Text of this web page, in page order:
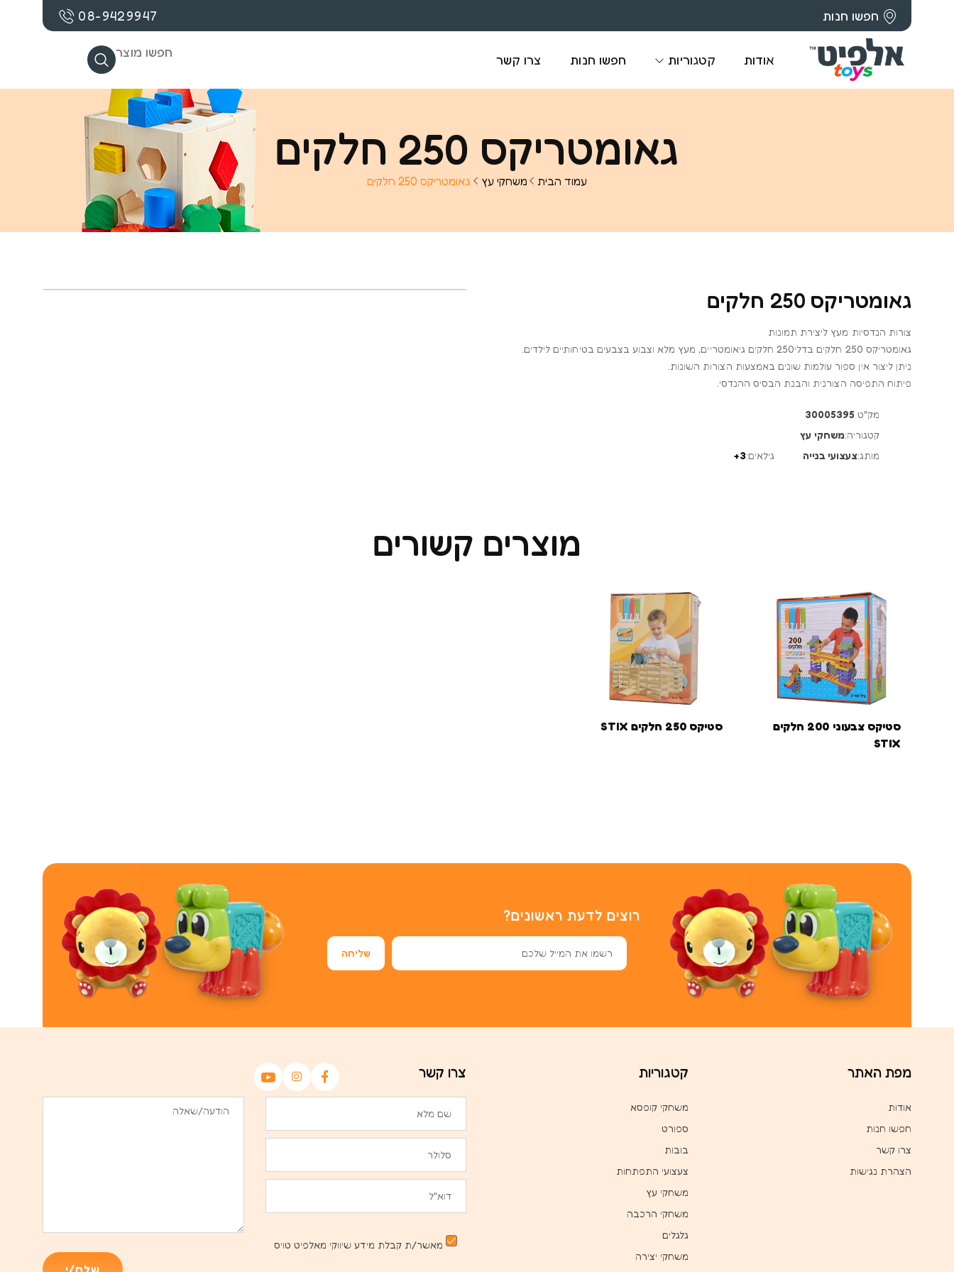
חפשו חנות 08-9429947
אודות קטגוריות חפשו חנות צרו קשר חפשו מוצר
גאומטריקס 250 חלקים
עמוד הבית משחקי עץ גאומטריקס 250 חלקים
גאומטריקס 250 חלקים
צורות הנדסיות מעץ ליצירת תמונות
גאומטריקס 250 חלקים בדלי250 חלקים גיאומטריים, מעץ מלא וצבוע בצבעים בטיחותיים לילדים.
ניתן ליצור אין ספור עולמות שונים באמצעות הצורות השונות.
פיתוח התפיסה הצורנית והבנת הבסיס ההנדסי.
מק"ט 30005395
קטגוריה:משחקי עץ
מותג:צעצועי בנייה גילאים:3+
מוצרים קשורים
סטיקס צבעוני 200 חלקים
STIX
סטיקס 250 חלקים STIX
רוצים לדעת ראשונים?
מפת האתר
אודות
חפשו חנות
צרו קשר
הצהרת נגישות
קטגוריות
משחקי קופסא
ספורט
בובות
צעצועי התפתחות
משחקי עץ
משחקי הרכבה
גלגלים
משחקי יצירה
צרו קשר
מאשר/ת קבלת מידע שיווקי מאלפיט טויס